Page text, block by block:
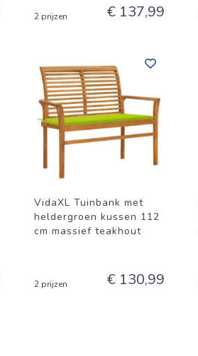
2 prijzen € 137,99
VidaXL Tuinbank met
heldergroen kussen 112
cm massief teakhout
2 prijzen € 130,99